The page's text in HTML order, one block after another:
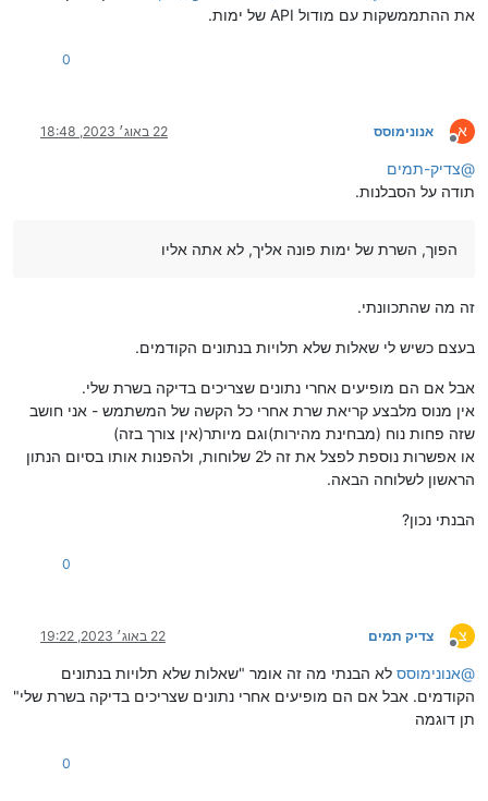
את ההתממשקות עם מודול API של ימות.
0
א
מנותק
אנונימוסס 22 באוג׳ 2023, 18:48
@צדיק-תמים
תודה על הסבלנות.
הפוך, השרת של ימות פונה אליך, לא אתה אליו
זה מה שהתכוונתי.
בעצם כשיש לי שאלות שלא תלויות בנתונים הקודמים.
אבל אם הם מופיעים אחרי נתונים שצריכים בדיקה בשרת שלי.
אין מנוס מלבצע קריאת שרת אחרי כל הקשה של המשתמש - אני חושב
שזה פחות נוח (מבחינת מהירות)וגם מיותר(אין צורך בזה)
או אפשרות נוספת לפצל את זה ל2 שלוחות, ולהפנות אותו בסיום הנתון
הראשון לשלוחה הבאה.
הבנתי נכון?
0
צ
מנותק
צדיק תמים 22 באוג׳ 2023, 19:22
@אנונימוסס לא הבנתי מה זה אומר "שאלות שלא תלויות בנתונים
הקודמים. אבל אם הם מופיעים אחרי נתונים שצריכים בדיקה בשרת שלי"
תן דוגמה
0